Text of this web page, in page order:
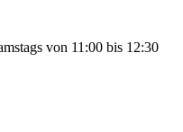
von 11:00 bis 12:30